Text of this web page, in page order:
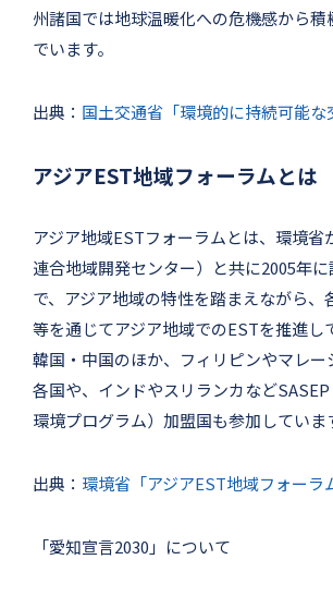
州諸国では地球温暖化への危機感から
でいます。
出典： 国土交通省「環境的に持続可能な
アジアEST地域フォーラムとは
アジア地域ESTフォーラムとは、環境省
連合地域開発センター）と共に2005年
で、アジア地域の特性を踏まえながら、
等を通じてアジア地域でのESTを推進し
韓国・中国のほか、フィリピンやマレー
各国や、インドやスリランカなど
環境プログラム）加盟国も参加していま
出典： 環境省「アジアEST地域フォーラ
「愛知宣言2030」について